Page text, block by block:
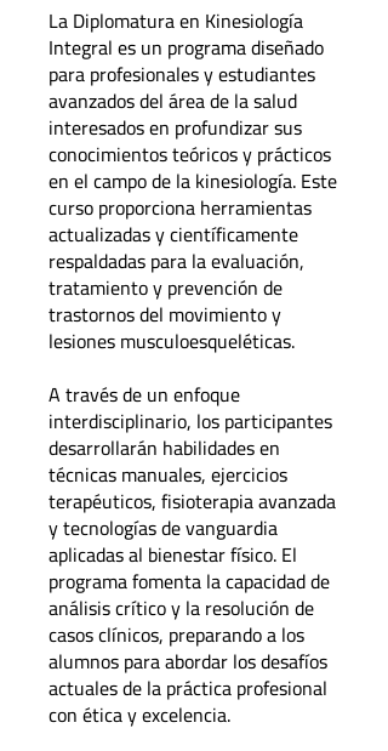
La Diplomatura en Kinesiología
Integral es un programa diseñado
para profesionales y estudiantes
avanzados del área de la salud
interesados en profundizar sus
conocimientos teóricos y prácticos
en el campo de la kinesiología. Este
curso proporciona herramientas
actualizadas y científicamente
respaldadas para la evaluación,
tratamiento y prevención de
trastornos del movimiento y
lesiones musculoesqueléticas.
A través de un enfoque
interdisciplinario, los participantes
desarrollarán habilidades en
técnicas manuales, ejercicios
terapéuticos, fisioterapia avanzada
y tecnologías de vanguardia
aplicadas al bienestar físico. El
programa fomenta la capacidad de
análisis crítico y la resolución de
casos clínicos, preparando a los
alumnos para abordar los desafíos
actuales de la práctica profesional
con ética y excelencia.